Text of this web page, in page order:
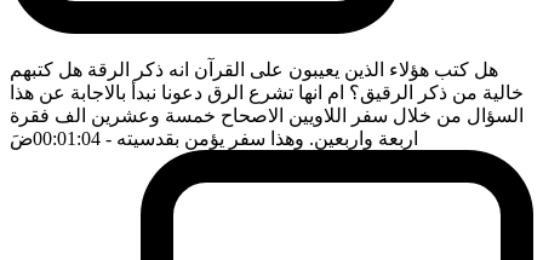
هل كتب هؤلاء الذين يعيبون على القرآن انه ذكر الرقة هل كتبهم
خالية من ذكر الرقيق؟ ام انها تشرع الرق دعونا نبدأ بالاجابة عن هذا
السؤال من خلال سفر اللاويين الاصحاح خمسة وعشرين الف فقرة
اربعة واربعين. وهذا سفر يؤمن بقدسيته - 00:01:04 ضَ